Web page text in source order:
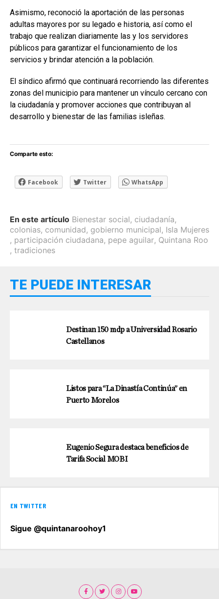
Asimismo, reconoció la aportación de las personas
adultas mayores por su legado e historia, así como el
trabajo que realizan diariamente las y los servidores
públicos para garantizar el funcionamiento de los
servicios y brindar atención a la población.
El síndico afirmó que continuará recorriendo las diferentes
zonas del municipio para mantener un vínculo cercano con
la ciudadanía y promover acciones que contribuyan al
desarrollo y bienestar de las familias isleñas.
Comparte esto:
Facebook Twitter WhatsApp
En este artículo Bienestar social, ciudadanía,
colonias, comunidad, gobierno municipal, Isla Mujeres
, participación ciudadana, pepe aguilar, Quintana Roo
, tradiciones
TE PUEDE INTERESAR
Destinan 150 mdp a Universidad Rosario
Castellanos
Listos para “La Dinastía Continúa” en
Puerto Morelos
Eugenio Segura destaca beneficios de
Tarifa Social MOBI
EN TWITTER
Sigue @quintanaroohoy1